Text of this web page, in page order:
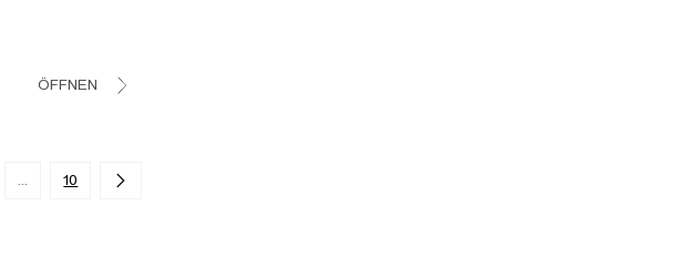
ÖFFNEN
mit TAB-Taste.
...Zwischenseiten Navigieren mit TAB-Taste.
10